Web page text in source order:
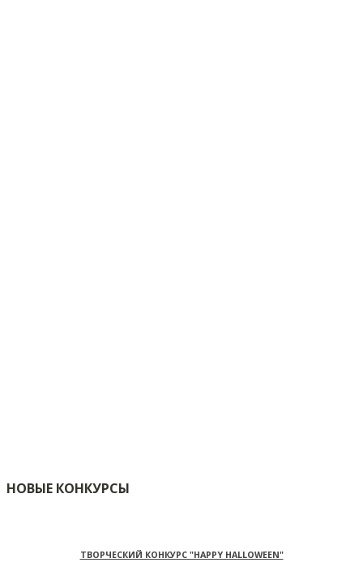
НОВЫЕ КОНКУРСЫ
ТВОРЧЕСКИЙ КОНКУРС "HAPPY HALLOWEEN"